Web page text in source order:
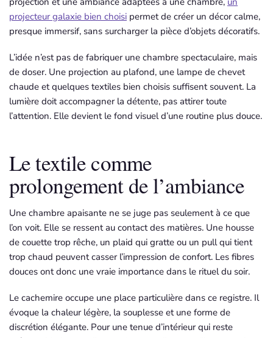
projecteur galaxie bien choisi permet de créer un décor calme,
presque immersif, sans surcharger la pièce d’objets décoratifs.
L’idée n’est pas de fabriquer une chambre spectaculaire, mais
de doser. Une projection au plafond, une lampe de chevet
chaude et quelques textiles bien choisis suffisent souvent. La
lumière doit accompagner la détente, pas attirer toute
l’attention. Elle devient le fond visuel d’une routine plus douce.
Le textile comme
prolongement de l’ambiance
Une chambre apaisante ne se juge pas seulement à ce que
l’on voit. Elle se ressent au contact des matières. Une housse
de couette trop rêche, un plaid qui gratte ou un pull qui tient
trop chaud peuvent casser l’impression de confort. Les fibres
douces ont donc une vraie importance dans le rituel du soir.
Le cachemire occupe une place particulière dans ce registre. Il
évoque la chaleur légère, la souplesse et une forme de
discrétion élégante. Pour une tenue d’intérieur qui reste